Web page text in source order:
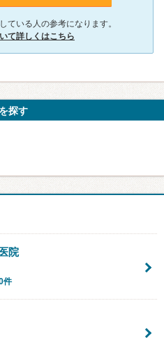
ている人の参考になります。
て詳しくはこちら
探す
院
件